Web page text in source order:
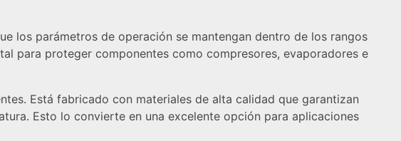
los parámetros de operación se mantengan dentro de los rangos
para proteger componentes como compresores, evaporadores e
Está fabricado con materiales de alta calidad que garantizan
Esto lo convierte en una excelente opción para aplicaciones